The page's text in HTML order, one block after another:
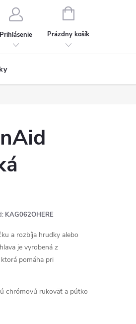
Prihlásenie
NÁKUPNÝ
Prázdny košík
KAG062OHERE
a rozbíja hrudky alebo
je vyrobená z
pomáha pri
chrómovú rukoväť a pútko